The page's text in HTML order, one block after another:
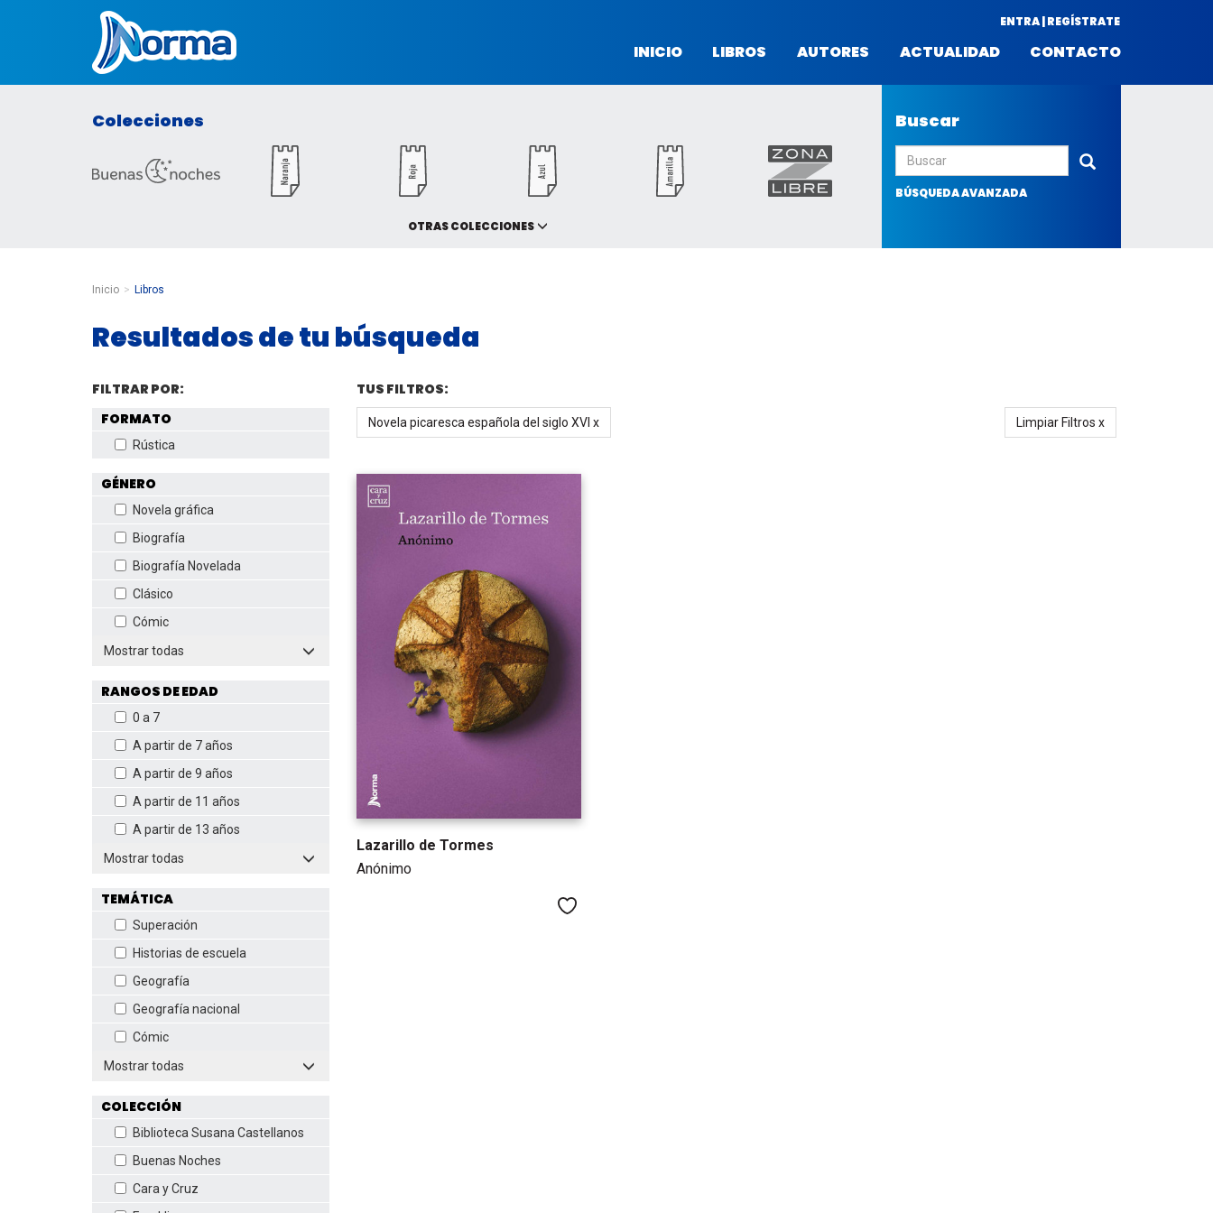
ENTRA | REGÍSTRATE
INICIO LIBROS AUTORES ACTUALIDAD CONTACTO
Colecciones
OTRAS COLECCIONES
Buscar
BÚSQUEDA AVANZADA
Inicio Libros
Resultados de tu búsqueda
FILTRAR POR:
FORMATO
Rústica
GÉNERO
Novela gráfica
Biografía
Biografía Novelada
Clásico
Cómic
Mostrar todas
RANGOS DE EDAD
0 a 7
A partir de 7 años
A partir de 9 años
A partir de 11 años
A partir de 13 años
Mostrar todas
TEMÁTICA
Superación
Historias de escuela
Geografía
Geografía nacional
Cómic
Mostrar todas
COLECCIÓN
Biblioteca Susana Castellanos
Buenas Noches
Cara y Cruz
TUS FILTROS:
Novela picaresca española del siglo XVI x Limpiar Filtros x
Lazarillo de Tormes
Anónimo
Me gusta